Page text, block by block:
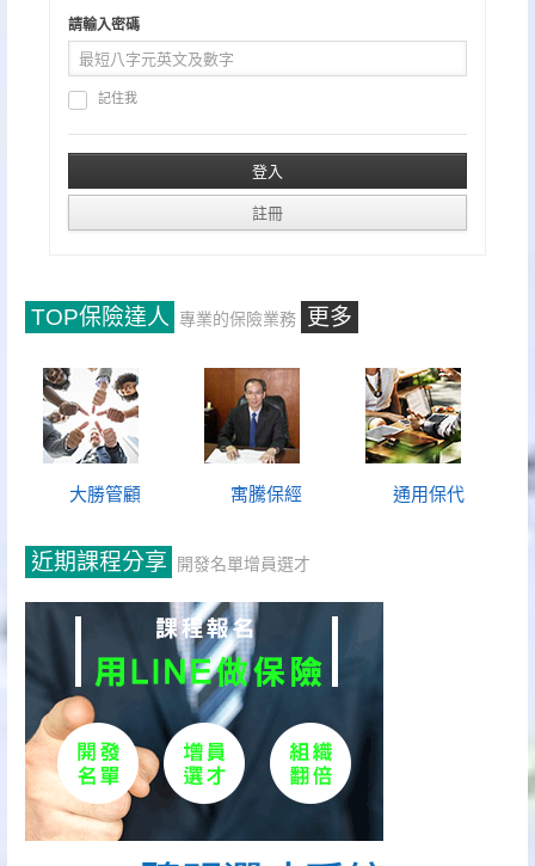
請輸入密碼
記住我
TOP保險達人 專業的保險業務 更多
大勝管顧 寓騰保經 通用保代
近期課程分享 開發名單增員選才